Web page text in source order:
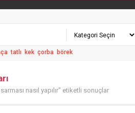
tatlı kek çorba börek
nasıl yapılır" etiketli sonuçlar